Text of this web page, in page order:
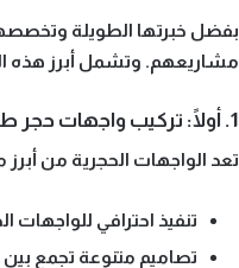
بفضل خبرتها الطويلة
مشاريعهم. وتشمل أبرز هذه
1. أولًا: تركيب واجهات حجر طبيعي وصناعي
تعد الواجهات الحجرية من
تنفيذ احترافي للواجهات
تصاميم متنوعة تجمع بين